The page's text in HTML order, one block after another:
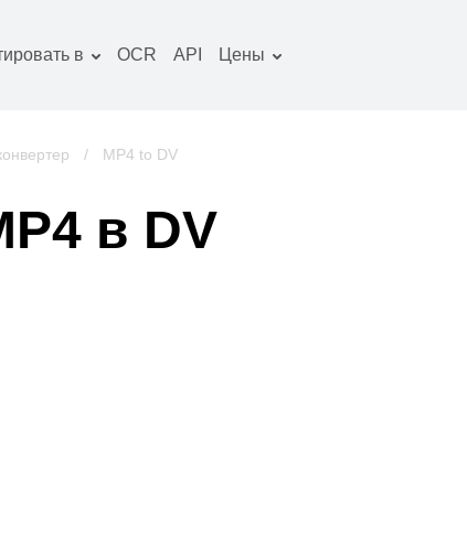
в
конвертер
OCR API Цены
/ MP4 to DV
в DV